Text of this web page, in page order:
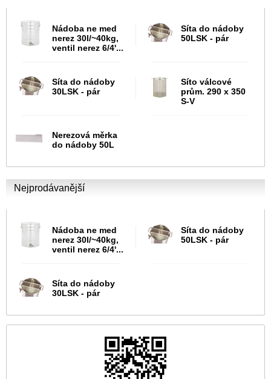
Nádoba ne med
nerez 30l/~40kg,
ventil nerez 6/4'...
Síta do nádoby
50LSK - pár
Síta do nádoby
30LSK - pár
Síto válcové
prům. 290 x 350
S-V
Nerezová měrka
do nádoby 50L
Nejprodávanější
Nádoba ne med
nerez 30l/~40kg,
ventil nerez 6/4'...
Síta do nádoby
50LSK - pár
Síta do nádoby
30LSK - pár